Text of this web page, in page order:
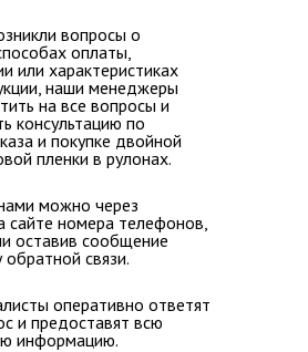
вопросы о
оплаты,
или характеристиках
наши менеджеры
на все вопросы и
консультацию по
и покупке двойной
пленки в рулонах.
можно через
сайте номера телефонов,
оставив сообщение
связи.
оперативно ответят
и предоставят всю
информацию.